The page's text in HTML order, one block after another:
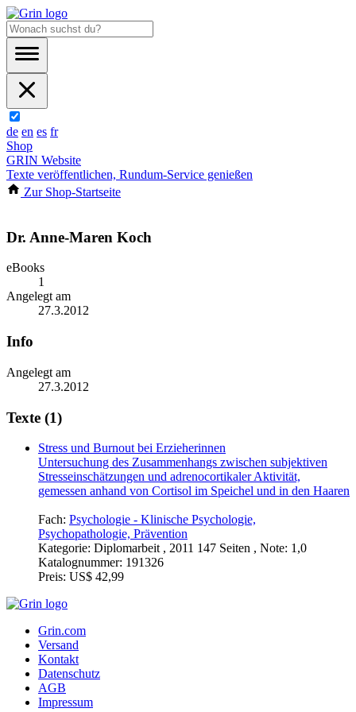
de en es fr
Shop
GRIN Website
Texte veröffentlichen, Rundum-Service genießen
Zur Shop-Startseite
Dr. Anne-Maren Koch
eBooks
1
Angelegt am
27.3.2012
Info
Angelegt am
27.3.2012
Texte (1)
Stress und Burnout bei Erzieherinnen
Untersuchung des Zusammenhangs zwischen subjektiven
Stresseinschätzungen und adrenocortikaler Aktivität,
gemessen anhand von Cortisol im Speichel und in den Haaren
Fach: Psychologie - Klinische Psychologie,
Psychopathologie, Prävention
Kategorie: Diplomarbeit , 2011 147 Seiten , Note: 1,0
Katalognummer: 191326
Preis: US$ 42,99
Grin.com
Versand
Kontakt
Datenschutz
AGB
Impressum